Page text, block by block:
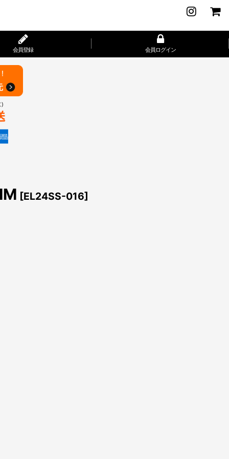
会員登録 会員ログイン
[EL24SS-016]